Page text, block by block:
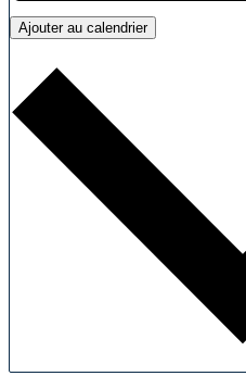
Ajouter au calendrier